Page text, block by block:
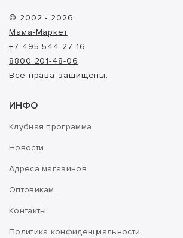
© 2002 - 2026
Мама-Маркет
+7 495 544-27-16
8800 201-48-06
Все права защищены.
ИНФО
Клубная программа
Новости
Адреса магазинов
Оптовикам
Контакты
Политика конфиденциальности